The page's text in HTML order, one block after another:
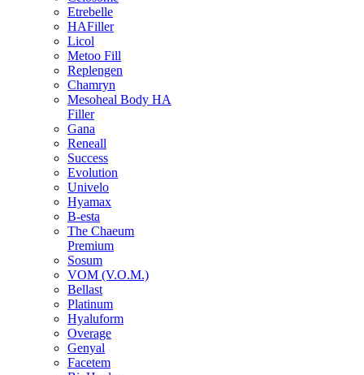
Etrebelle
HAFiller
Licol
Metoo Fill
Replengen
Chamryn
Mesoheal Body HA
Filler
Gana
Reneall
Success
Evolution
Univelo
Hyamax
B-esta
The Chaeum
Premium
Sosum
VOM (V.O.M.)
Bellast
Platinum
Hyaluform
Overage
Genyal
Facetem